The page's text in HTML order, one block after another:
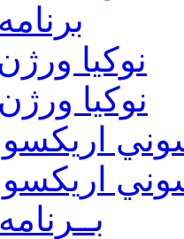
نوکیا ورژن 6 و 7 و
نوکیا ورژن 9.1 و 9.2